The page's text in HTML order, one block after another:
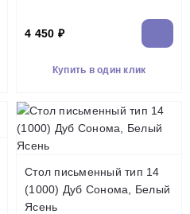
4 450 ₽
Купить в один клик
Стол письменный тип 14
(1000) Дуб Сонома, Белый
Ясень